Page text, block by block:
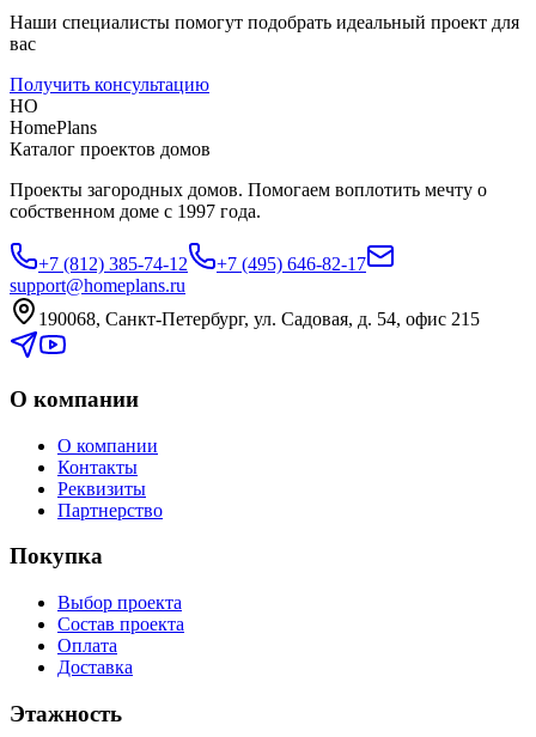
Наши специалисты помогут подобрать идеальный проект для
вас
Получить консультацию
HO
HomePlans
Каталог проектов домов
Проекты загородных домов. Помогаем воплотить мечту о
собственном доме с 1997 года.
+7 (812) 385-74-12
+7 (495) 646-82-17
support@homeplans.ru
190068, Санкт-Петербург, ул. Садовая, д. 54, офис 215
О компании
О компании
Контакты
Реквизиты
Партнерство
Покупка
Выбор проекта
Состав проекта
Оплата
Доставка
Этажность